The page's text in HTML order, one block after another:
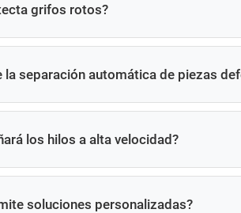
grifos rotos?
de grifo con alarma automática.
la separación automática de piezas
se separan automáticamente.
los hilos a alta velocidad?
y el sistema de monitoreo de torque
soluciones personalizadas?